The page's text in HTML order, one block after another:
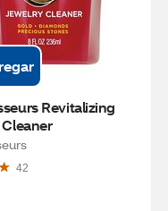
Revitalizing
42